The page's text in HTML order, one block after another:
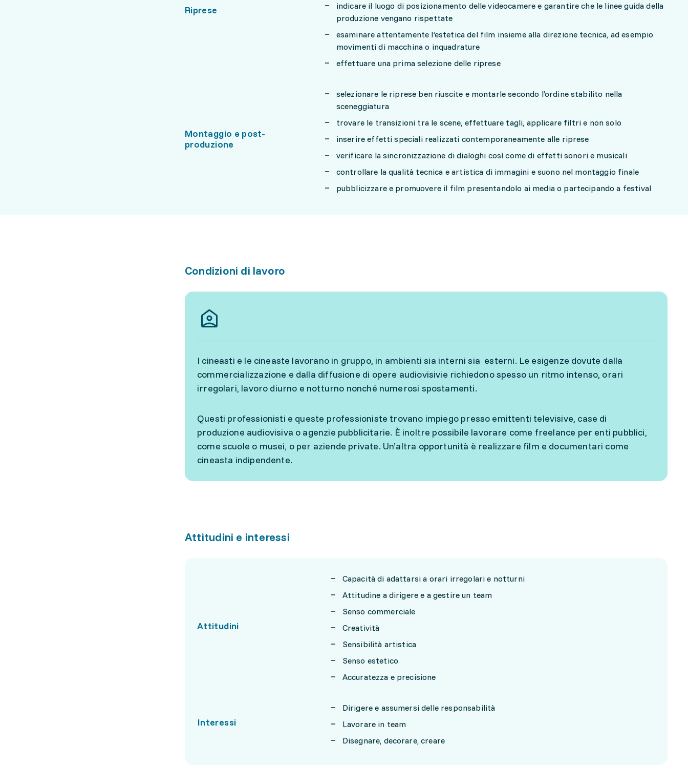
Riprese
indicare il luogo di posizionamento delle videocamere e garantire che le linee guida della
produzione vengano rispettate
esaminare attentamente l’estetica del film insieme alla direzione tecnica, ad esempio
movimenti di macchina o inquadrature
effettuare una prima selezione delle riprese
Montaggio e post-
produzione
selezionare le riprese ben riuscite e montarle secondo l’ordine stabilito nella
sceneggiatura
trovare le transizioni tra le scene, effettuare tagli, applicare filtri e non solo
inserire effetti speciali realizzati contemporaneamente alle riprese
verificare la sincronizzazione di dialoghi così come di effetti sonori e musicali
controllare la qualità tecnica e artistica di immagini e suono nel montaggio finale
pubblicizzare e promuovere il film presentandolo ai media o partecipando a festival
Condizioni di lavoro
I cineasti e le cineaste lavorano in gruppo, in ambienti sia interni sia esterni. Le esigenze dovute dalla
commercializzazione e dalla diffusione di opere audiovisivie richiedono spesso un ritmo intenso, orari
irregolari, lavoro diurno e notturno nonché numerosi spostamenti.
Questi professionisti e queste professioniste trovano impiego presso emittenti televisive, case di
produzione audiovisiva o agenzie pubblicitarie. È inoltre possibile lavorare come freelance per enti pubblici,
come scuole o musei, o per aziende private. Un’altra opportunità è realizzare film e documentari come
cineasta indipendente.
Attitudini e interessi
Attitudini
Capacità di adattarsi a orari irregolari e notturni
Attitudine a dirigere e a gestire un team
Senso commerciale
Creatività
Sensibilità artistica
Senso estetico
Accuratezza e precisione
Interessi
Dirigere e assumersi delle responsabilità
Lavorare in team
Disegnare, decorare, creare